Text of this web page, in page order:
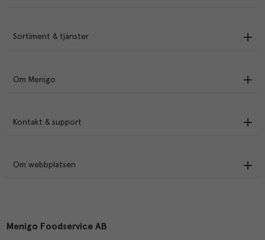
Sortiment & tjänster
Om Menigo
Kontakt & support
Om webbplatsen
Menigo Foodservice AB